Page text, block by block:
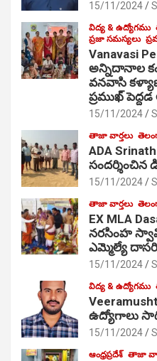
15/11/2024
విద్య & ఉద్యోగము
ప్రజా సమస్యలు
Vanavasi
అన్నిదానాల
వనవాసి
ప్రముఖ్
15/11/2024
తాజా వార్తలు
ADA
సంద‌ర్శించిన
15/11/2024
తాజా వార్తలు
EX MLA
నరసింహ
ఎమ్మెల్యే
15/11/2024
విద్య & ఉద్యోగము
ఉద్యోగాలు
15/11/2024
ఆంధ్రప్రదేశ్ తాజా